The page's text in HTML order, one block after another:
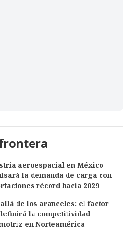
aeroespacial en México
la demanda de carga con
récord hacia 2029
de los aranceles: el factor
la competitividad
en Norteamérica